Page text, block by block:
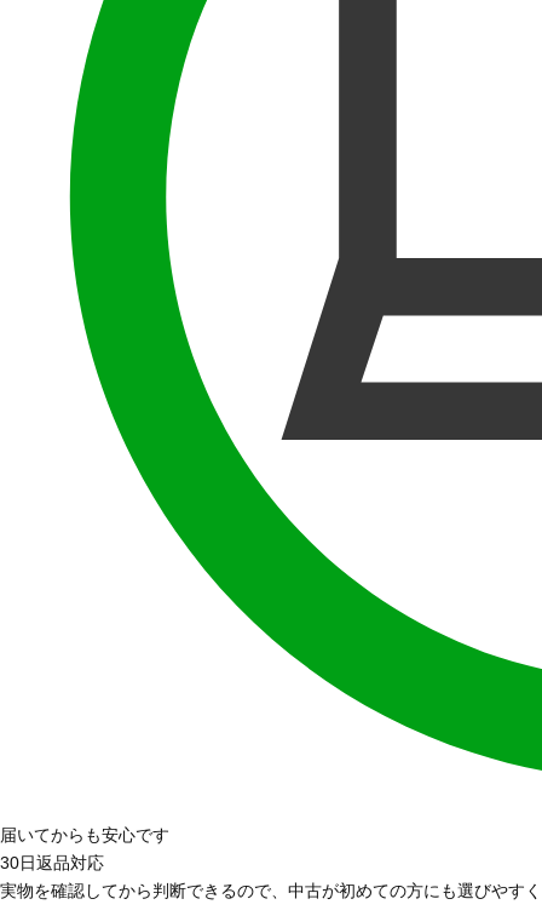
届いてからも安心です
30日返品対応
実物を確認してから判断できるので、中古が初めての方にも選びやす